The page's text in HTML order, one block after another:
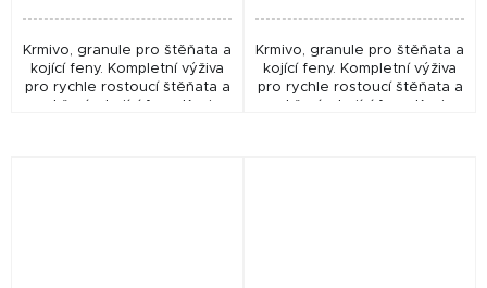
Krmivo, granule pro štěňata a
kojící feny. Kompletní výživa
pro rychle rostoucí štěňata a
Krmivo, granule pro štěňata a
kojící feny. Kompletní výživa
pro rychle rostoucí štěňata a